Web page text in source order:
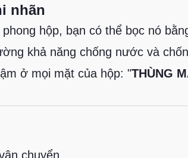
nhãn
hộp, bạn có thể bọc nó
khả năng chống nước và
ở mọi mặt của hộp: "THÙNG
chuyển